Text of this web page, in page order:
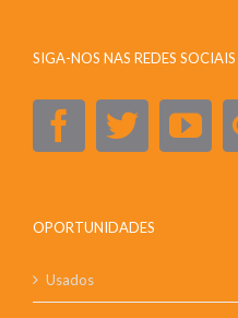
SIGA-NOS NAS REDES SOCIAIS
OPORTUNIDADES
Usados